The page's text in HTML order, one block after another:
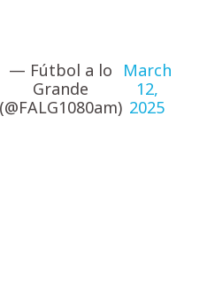
— Fútbol a lo
Grande
(@FALG1080am)
March
12,
2025